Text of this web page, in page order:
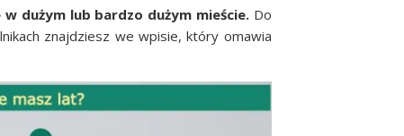
dużym lub bar­dzo dużym mie­ście. Do
znaj­dziesz we wpi­sie, któ­ry oma­wia